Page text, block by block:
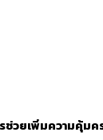
ช่วยเพิ่มความคุ้